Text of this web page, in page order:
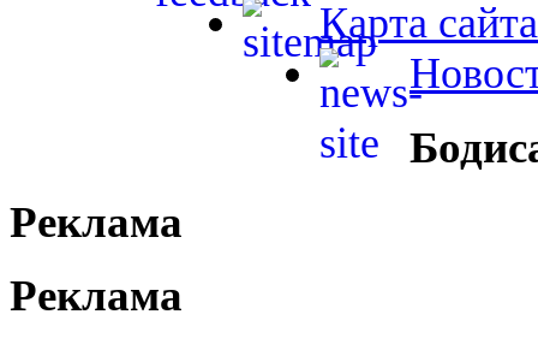
Карта сайта
Реклама
Реклама